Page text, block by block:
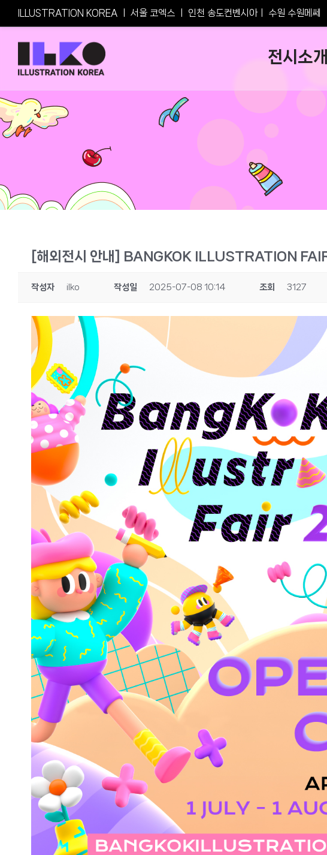
ILLUSTRATION KOREA 서울 코엑스 인천 송도컨벤시아ㅣ 수원 수원메쎄
전시소개
[해외전시 안내] BANGKOK ILLUSTRATION
작성자 ilko 작성일 2025-07-08 10:14 조회 3127